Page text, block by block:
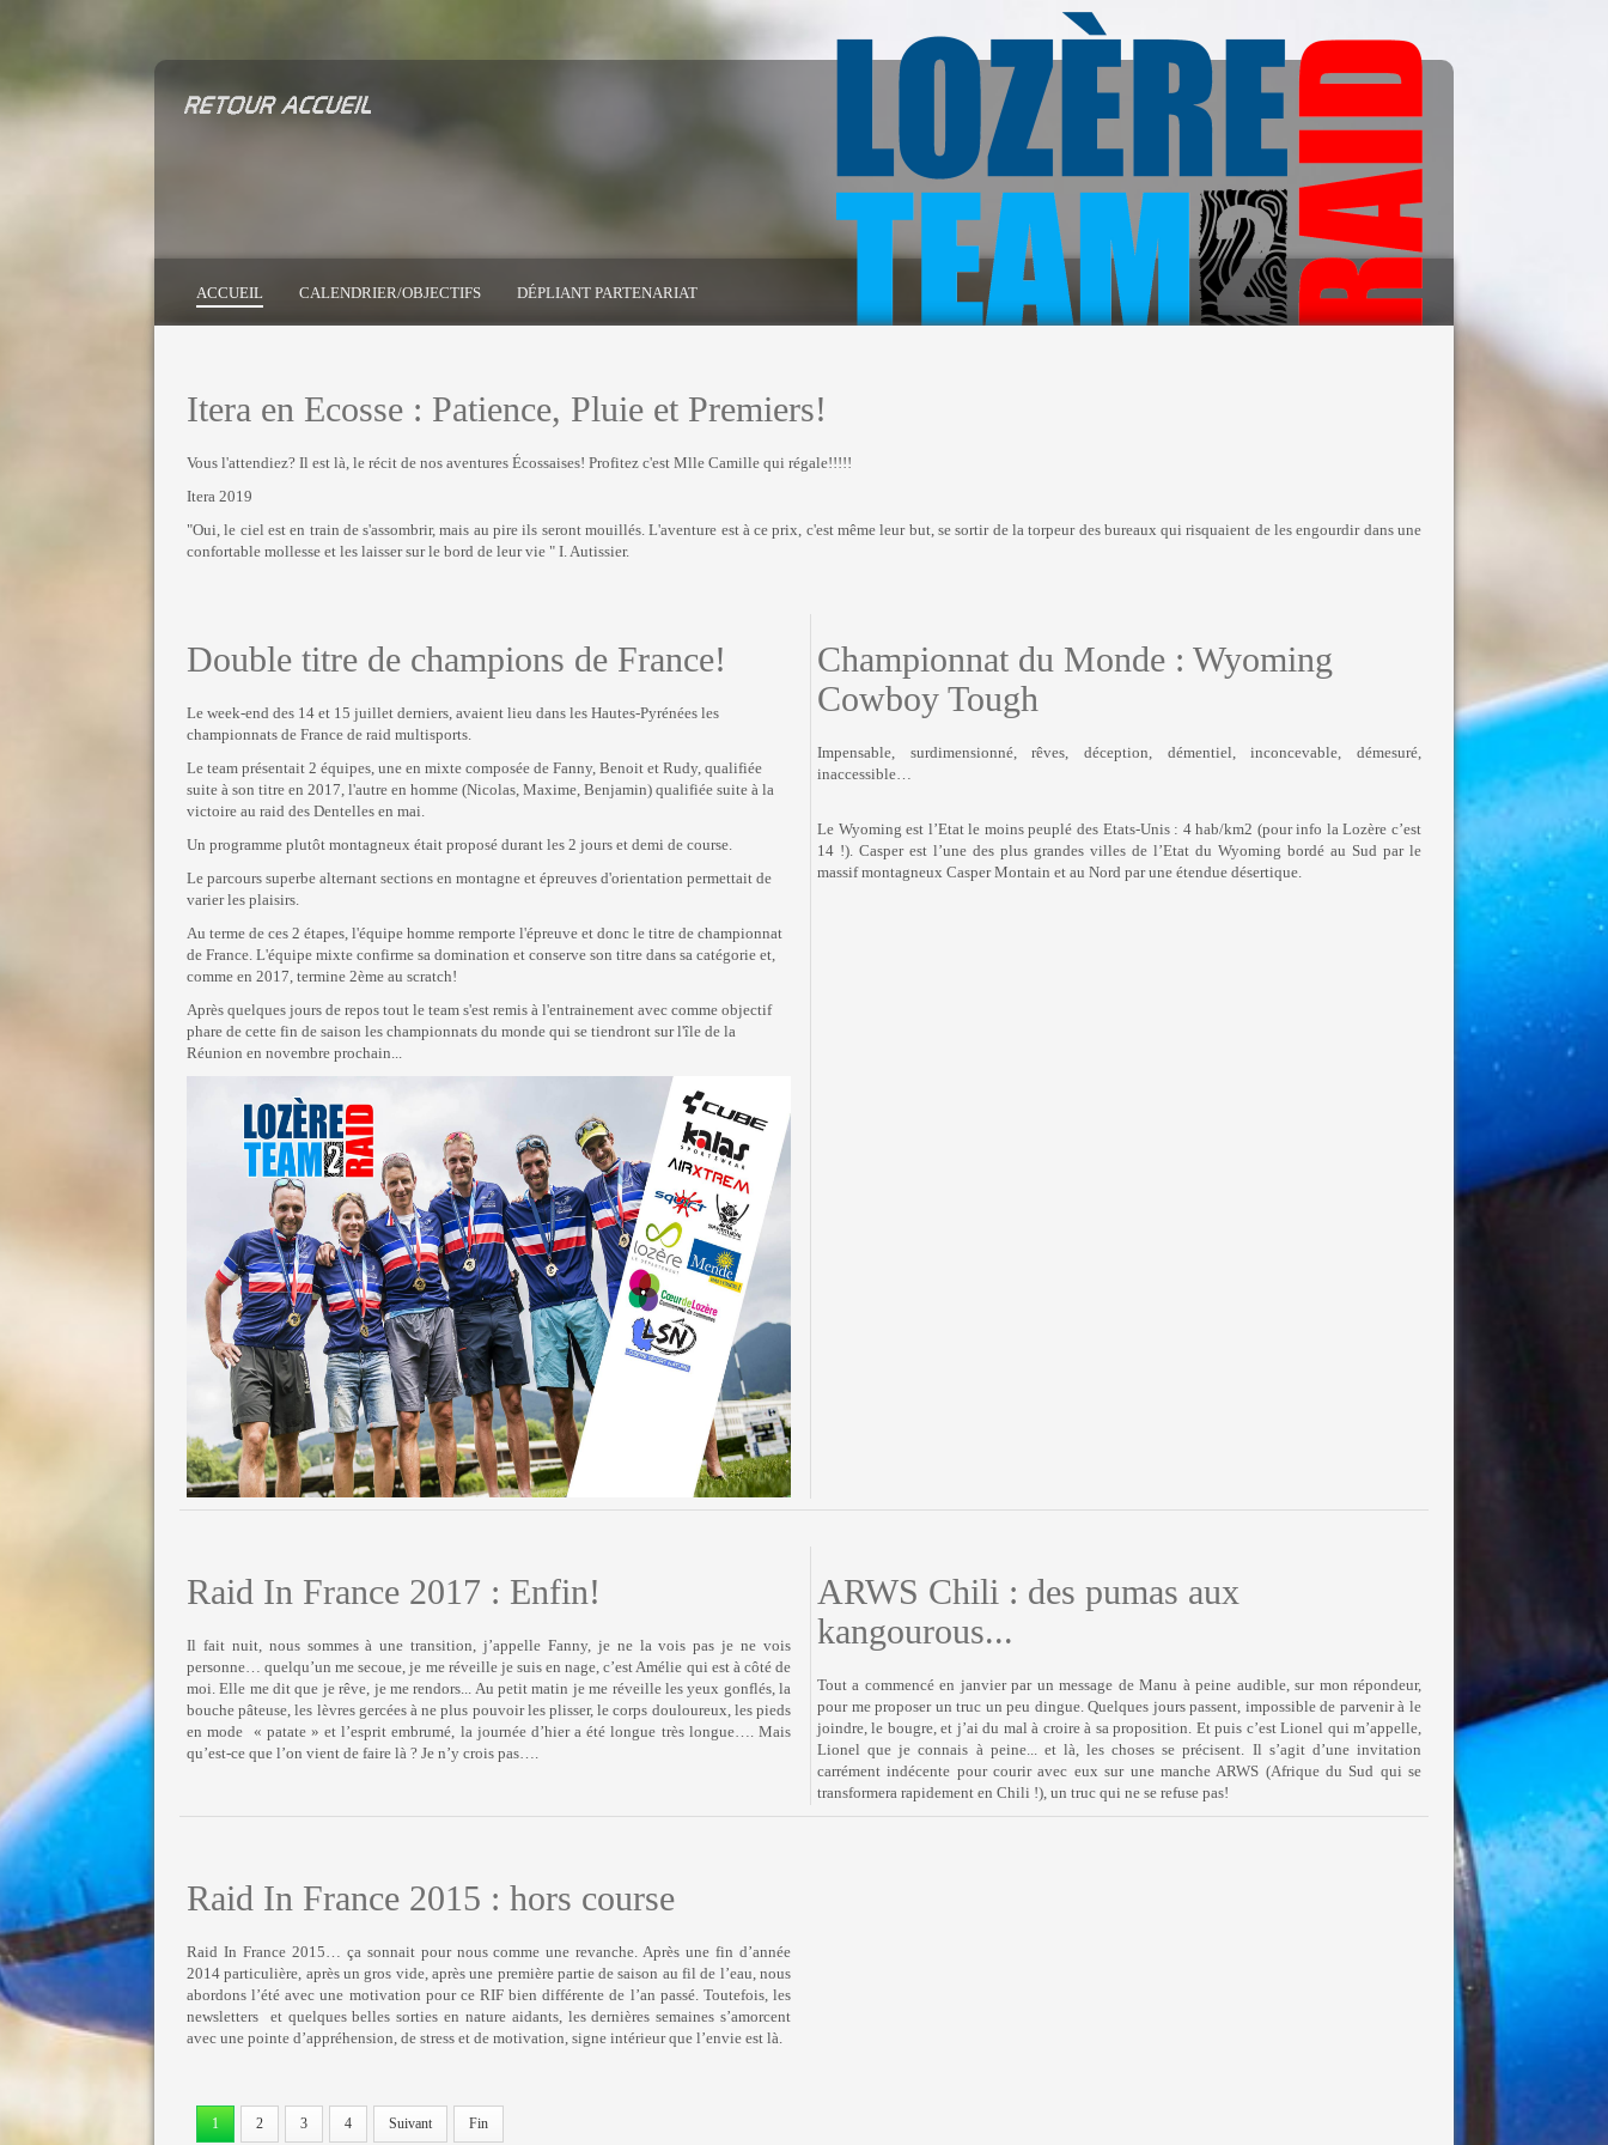
ACCUEIL CALENDRIER/OBJECTIFS DÉPLIANT PARTENARIAT
Itera en Ecosse : Patience, Pluie et Premiers!
Vous l'attendiez? Il est là, le récit de nos aventures Écossaises! Profitez c'est Mlle Camille qui régale!!!!!
Itera 2019
"Oui, le ciel est en train de s'assombrir, mais au pire ils seront mouillés. L'aventure est à ce prix, c'est même leur but, se sortir de la torpeur des bureaux qui risquaient de les engourdir dans une
confortable mollesse et les laisser sur le bord de leur vie " I. Autissier.
Double titre de champions de France!
Le week-end des 14 et 15 juillet derniers, avaient lieu dans les Hautes-Pyrénées les
championnats de France de raid multisports.
Le team présentait 2 équipes, une en mixte composée de Fanny, Benoit et Rudy, qualifiée
suite à son titre en 2017, l'autre en homme (Nicolas, Maxime, Benjamin) qualifiée suite à la
victoire au raid des Dentelles en mai.
Un programme plutôt montagneux était proposé durant les 2 jours et demi de course.
Le parcours superbe alternant sections en montagne et épreuves d'orientation permettait de
varier les plaisirs.
Au terme de ces 2 étapes, l'équipe homme remporte l'épreuve et donc le titre de championnat
de France. L'équipe mixte confirme sa domination et conserve son titre dans sa catégorie et,
comme en 2017, termine 2ème au scratch!
Après quelques jours de repos tout le team s'est remis à l'entrainement avec comme objectif
phare de cette fin de saison les championnats du monde qui se tiendront sur l'île de la
Réunion en novembre prochain...
Championnat du Monde : Wyoming
Cowboy Tough
Impensable, surdimensionné, rêves, déception, démentiel, inconcevable, démesuré,
inaccessible…
Le Wyoming est l’Etat le moins peuplé des Etats-Unis : 4 hab/km2 (pour info la Lozère c’est
14 !). Casper est l’une des plus grandes villes de l’Etat du Wyoming bordé au Sud par le
massif montagneux Casper Montain et au Nord par une étendue désertique.
Raid In France 2017 : Enfin!
Il fait nuit, nous sommes à une transition, j’appelle Fanny, je ne la vois pas je ne vois
personne… quelqu’un me secoue, je me réveille je suis en nage, c’est Amélie qui est à côté de
moi. Elle me dit que je rêve, je me rendors... Au petit matin je me réveille les yeux gonflés, la
bouche pâteuse, les lèvres gercées à ne plus pouvoir les plisser, le corps douloureux, les pieds
en mode « patate » et l’esprit embrumé, la journée d’hier a été longue très longue…. Mais
qu’est-ce que l’on vient de faire là ? Je n’y crois pas….
ARWS Chili : des pumas aux
kangourous...
Tout a commencé en janvier par un message de Manu à peine audible, sur mon répondeur,
pour me proposer un truc un peu dingue. Quelques jours passent, impossible de parvenir à le
joindre, le bougre, et j’ai du mal à croire à sa proposition. Et puis c’est Lionel qui m’appelle,
Lionel que je connais à peine... et là, les choses se précisent. Il s’agit d’une invitation
carrément indécente pour courir avec eux sur une manche ARWS (Afrique du Sud qui se
transformera rapidement en Chili !), un truc qui ne se refuse pas!
Raid In France 2015 : hors course
Raid In France 2015… ça sonnait pour nous comme une revanche. Après une fin d’année
2014 particulière, après un gros vide, après une première partie de saison au fil de l’eau, nous
abordons l’été avec une motivation pour ce RIF bien différente de l’an passé. Toutefois, les
newsletters et quelques belles sorties en nature aidants, les dernières semaines s’amorcent
avec une pointe d’appréhension, de stress et de motivation, signe intérieur que l’envie est là.
1 2 3 4 Suivant Fin